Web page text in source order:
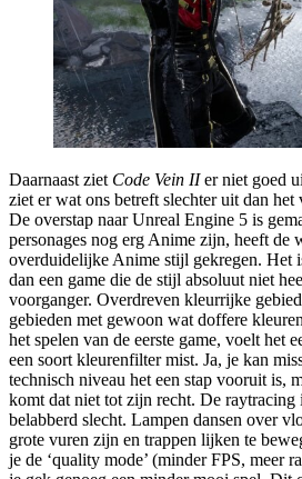
Daarnaast ziet Code Vein IIer niet goed
ziet er wat ons betreft slechter uit dan
De overstap naar Unreal Engine 5 is
personages nog erg Anime zijn, heeft de
overduidelijke Anime stijl gekregen. Het
dan een game die de stijl absoluut niet
voorganger. Overdreven kleurrijke
gebieden met gewoon wat doffere
het spelen van de eerste game, voelt het
een soort kleurenfilter mist. Ja, je kan
technisch niveau het een stap vooruit is,
komt dat niet tot zijn recht. De raytracing
belabberd slecht. Lampen dansen over
grote vuren zijn en trappen lijken te
je de ‘quality mode’ (minder FPS, meer